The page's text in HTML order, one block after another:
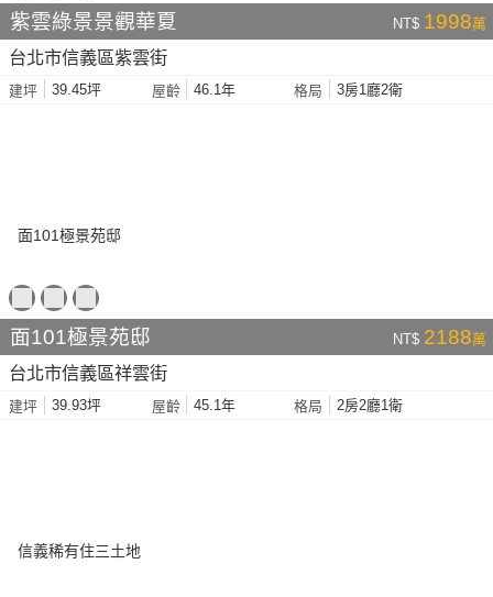
紫雲綠景景觀華夏 NT$ 1998萬
台北市信義區紫雲街
建坪 39.45坪 屋齡 46.1年 格局 3房1廳2衛
面101極景苑邸 NT$ 2188萬
台北市信義區祥雲街
建坪 39.93坪 屋齡 45.1年 格局 2房2廳1衛